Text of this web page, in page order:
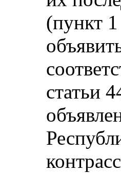
(пункт
статьи